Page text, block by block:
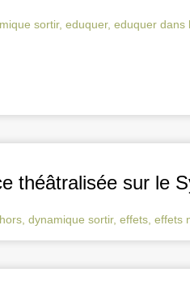
sortir, eduquer, eduquer dans
théâtralisée sur le
, dynamique sortir, effets, effets